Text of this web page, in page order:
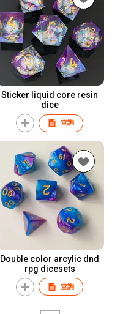
Sticker liquid core resin
dice
查詢
Double color arcylic dnd
rpg dicesets
查詢